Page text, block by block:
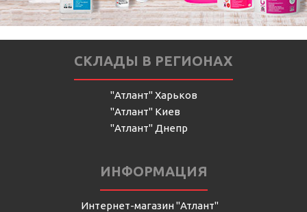
СКЛАДЫ В РЕГИОНАХ
"Атлант" Харьков
"Атлант" Киев
"Атлант" Днепр
ИНФОРМАЦИЯ
Интернет-магазин "Атлант"